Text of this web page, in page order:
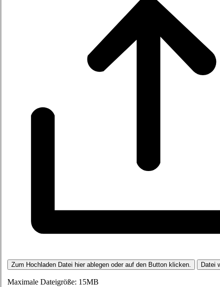
Zum Hochladen Datei hier ablegen oder auf den Button klicken. Datei
Maximale Dateigröße: 15MB